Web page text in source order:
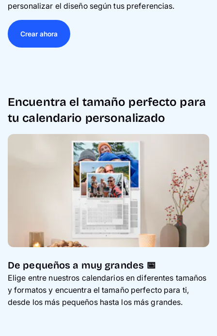
personalizar el diseño según tus preferencias.
Crear ahora
Encuentra el tamaño perfecto para
tu calendario personalizado
De pequeños a muy grandes 📅
Elige entre nuestros calendarios en diferentes tamaños
y formatos y encuentra el tamaño perfecto para ti,
desde los más pequeños hasta los más grandes.